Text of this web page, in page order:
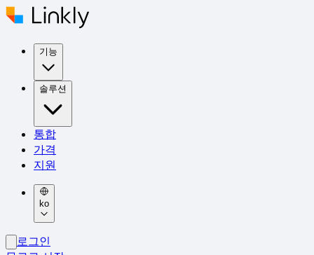
기능
솔루션
통합
가격
지원
ko
로그인